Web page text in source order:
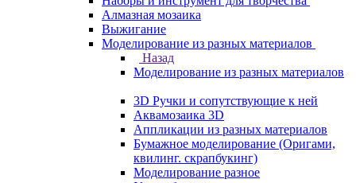
Алмазная мозаика
Выжигание
Моделирование из разных материалов
Назад
Моделирование из разных материалов
3D Ручки и сопутствующие к ней
Аквамозаика 3D
Аппликации из разных материалов
Бумажное моделирование (Оригами,
квилинг. скрапбукинг)
Моделирование разное